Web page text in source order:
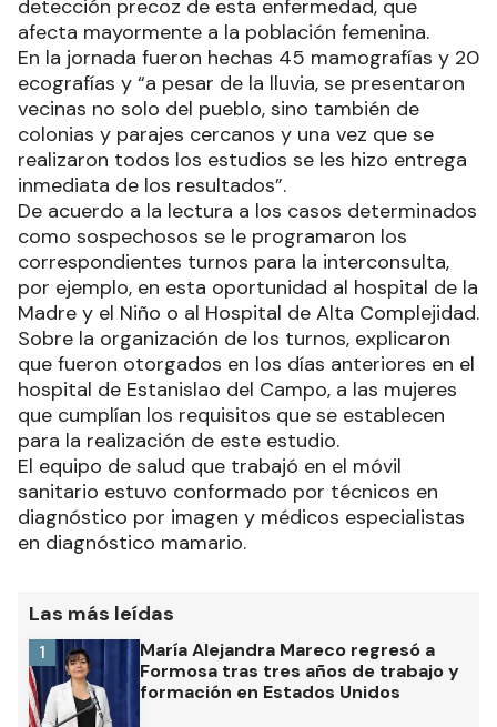
detección precoz de esta enfermedad, que
afecta mayormente a la población femenina.
En la jornada fueron hechas 45 mamografías y 20
ecografías y “a pesar de la lluvia, se presentaron
vecinas no solo del pueblo, sino también de
colonias y parajes cercanos y una vez que se
realizaron todos los estudios se les hizo entrega
inmediata de los resultados”.
De acuerdo a la lectura a los casos determinados
como sospechosos se le programaron los
correspondientes turnos para la interconsulta,
por ejemplo, en esta oportunidad al hospital de la
Madre y el Niño o al Hospital de Alta Complejidad.
Sobre la organización de los turnos, explicaron
que fueron otorgados en los días anteriores en el
hospital de Estanislao del Campo, a las mujeres
que cumplían los requisitos que se establecen
para la realización de este estudio.
El equipo de salud que trabajó en el móvil
sanitario estuvo conformado por técnicos en
diagnóstico por imagen y médicos especialistas
en diagnóstico mamario.
Las más leídas
María Alejandra Mareco regresó a
Formosa tras tres años de trabajo y
formación en Estados Unidos
1